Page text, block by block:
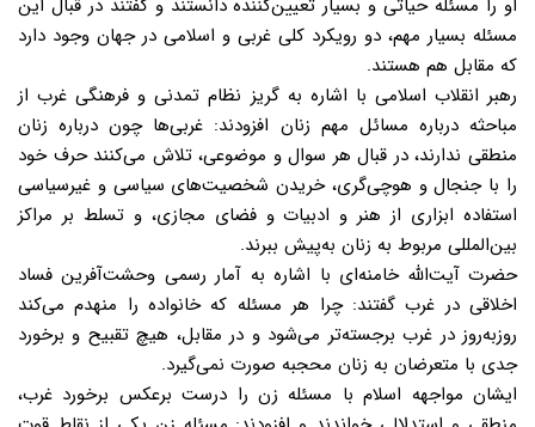
او را مسئله حیاتی و بسیار تعیین‌کننده دانستند و گفتند در قبال این
مسئله بسیار مهم،‌ دو رویکرد کلی غربی و اسلامی در جهان وجود دارد
که مقابل هم هستند.
رهبر انقلاب اسلامی با اشاره به گریز نظام تمدنی و فرهنگی غرب از
مباحثه درباره مسائل مهم زنان افزودند: غربی‌ها چون درباره زنان
منطقی ندارند، در قبال هر سوال و موضوعی، تلاش می‌کنند حرف خود
را با جنجال و هوچی‌گری،‌ خریدن شخصیت‌های سیاسی و غیرسیاسی
استفاده ابزاری از هنر و ادبیات و فضای مجازی، و تسلط بر مراکز
بین‌المللی مربوط به زنان به‌پیش ببرند.
حضرت آیت‌الله خامنه‌ای با اشاره به آمار رسمی وحشت‌آفرین فساد
اخلاقی در غرب گفتند: چرا هر مسئله که خانواده را منهدم می‌کند
روزبه‌روز در غرب برجسته‌تر می‌شود و در مقابل، هیچ تقبیح و برخورد
جدی با متعرضان به زنان محجبه صورت نمی‌گیرد.
ایشان مواجهه اسلام با مسئله زن را درست برعکس برخورد غرب،